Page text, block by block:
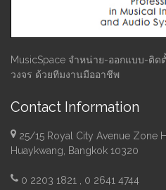
MusicSpace จำหน่าย-ออกแบบ-ติ
วงจร ด้วยทีมงานมืออาชีพ
Contact Information
25/15 Royal City Avenue Zone
Huaykwang, Bangkok 10320
0 2203 1821 , 0 2641 4744